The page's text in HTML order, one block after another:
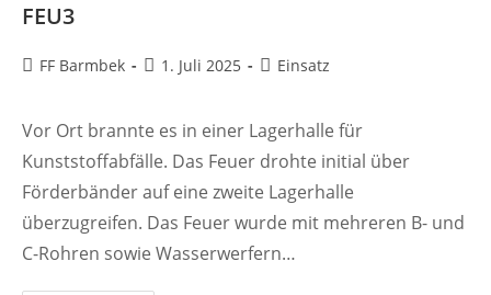
FEU3
Beitrags-
FF Barmbek
Beitrag
1. Juli 2025
Beitrags-
Einsatz
Vor Ort brannte es in einer Lagerhalle für
Kunststoffabfälle. Das Feuer drohte initial über
Förderbänder auf eine zweite Lagerhalle
überzugreifen. Das Feuer wurde mit mehreren B- und
C-Rohren sowie Wasserwerfern…